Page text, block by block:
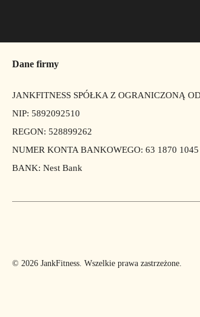
Dane firmy
JANKFITNESS SPÓŁKA Z OGRANICZONĄ
NIP: 5892092510
REGON: 528899262
NUMER KONTA BANKOWEGO: 63 1870 1045
BANK: Nest Bank
© 2026 JankFitness. Wszelkie prawa zastrzeżone.